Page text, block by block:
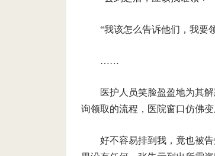
“我该怎么告诉他们，我要
……
医护人员笑脸盈盈地为其
询领取的流程，医院窗口仿佛
好不容易排到我，竟也被